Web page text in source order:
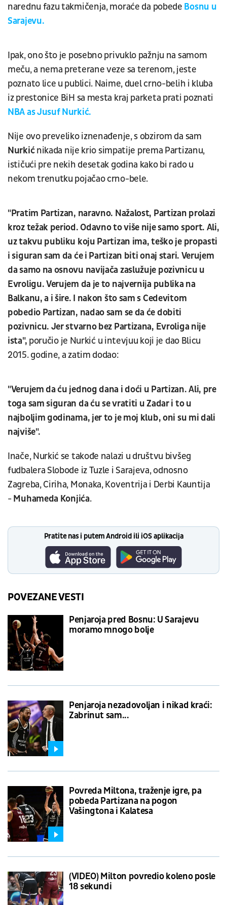
narednu fazu takmičenja, moraće da pobede Bosnu u
Sarajevu.
Ipak, ono što je posebno privuklo pažnju na samom
meču, a nema preterane veze sa terenom, jeste
poznato lice u publici. Naime, duel crno-belih i kluba
iz prestonice BiH sa mesta kraj parketa prati poznati
NBA as Jusuf Nurkić.
Nije ovo preveliko iznenađenje, s obzirom da sam
Nurkićnikada nije krio simpatije prema Partizanu,
ističući pre nekih desetak godina kako bi rado u
nekom trenutku pojačao crno-bele.
"Pratim Partizan, naravno. Nažalost, Partizan prolazi
kroz težak period. Odavno to više nije samo sport. Ali,
uz takvu publiku koju Partizan ima, teško je propasti
i siguran sam da će i Partizan biti onaj stari. Verujem
da samo na osnovu navijača zaslužuje pozivnicu u
Evroligu. Verujem da je to najvernija publika na
Balkanu, a i šire. I nakon što sam s Cedevitom
pobedio Partizan, nadao sam se da će dobiti
pozivnicu. Jer stvarno bez Partizana, Evroliga nije
ista", poručio je Nurkić u intevjuu koji je dao Blicu
2015. godine, a zatim dodao:
"Verujem da ću jednog dana i doći u Partizan. Ali, pre
toga sam siguran da ću se vratiti u Zadar i to u
najboljim godinama, jer to je moj klub, oni su mi dali
najviše".
Inače, Nurkić se takođe nalazi u društvu bivšeg
fudbalera Slobode iz Tuzle i Sarajeva, odnosno
Zagreba, Ciriha, Monaka, Koventrija i Derbi Kauntija
-Muhameda Konjića.
Pratite nas i putem Android ili iOS aplikacija
POVEZANE VESTI
Penjaroja pred Bosnu: U Sarajevu
moramo mnogo bolje
Penjaroja nezadovoljan i nikad kraći:
Zabrinut sam...
Povreda Miltona, traženje igre, pa
pobeda Partizana na pogon
Vašingtona i Kalatesa
(VIDEO) Milton povredio koleno posle
18 sekundi